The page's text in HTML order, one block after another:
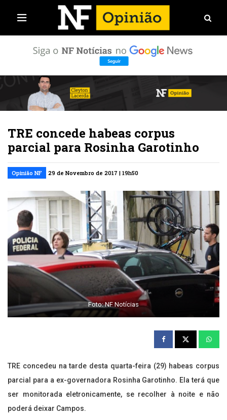
TRE concede habeas corpus
parcial para Rosinha Garotinho
Opinião NF 29 de Novembro de 2017 | 19h50
Foto: NF Notícias
TRE concedeu na tarde desta quarta-feira (29) habeas corpus
parcial para a ex-governadora Rosinha Garotinho. Ela terá que
ser monitorada eletronicamente, se recolher à noite e não
poderá deixar Campos.